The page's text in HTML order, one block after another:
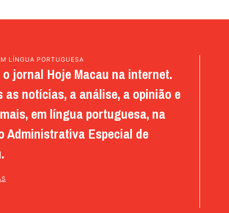
LÍNGUA PORTUGUESA
o jornal Hoje Macau na internet.
as notícias, a análise, a opinião e
em língua portuguesa, na
Administrativa Especial de